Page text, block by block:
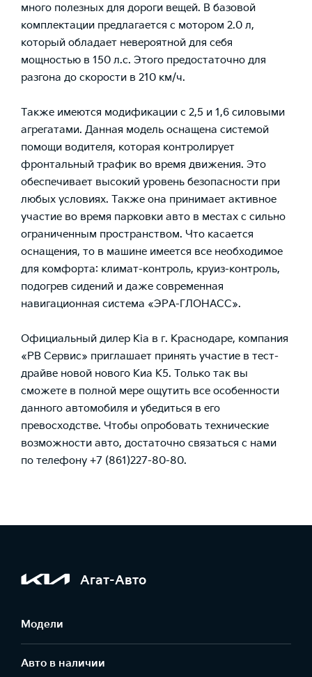
много полезных для дороги вещей. В базовой
комплектации предлагается с мотором 2.0 л,
который обладает невероятной для себя
мощностью в 150 л.с. Этого предостаточно для
разгона до скорости в 210 км/ч.
Также имеются модификации с 2,5 и 1,6 силовыми
агрегатами. Данная модель оснащена системой
помощи водителя, которая контролирует
фронтальный трафик во время движения. Это
обеспечивает высокий уровень безопасности при
любых условиях. Также она принимает активное
участие во время парковки авто в местах с сильно
ограниченным пространством. Что касается
оснащения, то в машине имеется все необходимое
для комфорта: климат-контроль, круиз-контроль,
подогрев сидений и даже современная
навигационная система «ЭРА-ГЛОНАСС».
Официальный дилер Kia в г. Краснодаре, компания
«РВ Сервис» приглашает принять участие в тест-
драйве новой нового Киа К5. Только так вы
сможете в полной мере ощутить все особенности
данного автомобиля и убедиться в его
превосходстве. Чтобы опробовать технические
возможности авто, достаточно связаться с нами
по телефону +7 (861)227-80-80.
Агат-Авто
Модели
Авто в наличии